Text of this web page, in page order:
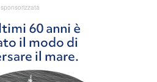
sponsorizzata